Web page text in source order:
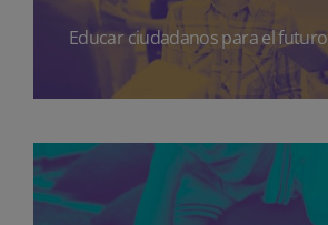
Educar ciudadanos para el futuro